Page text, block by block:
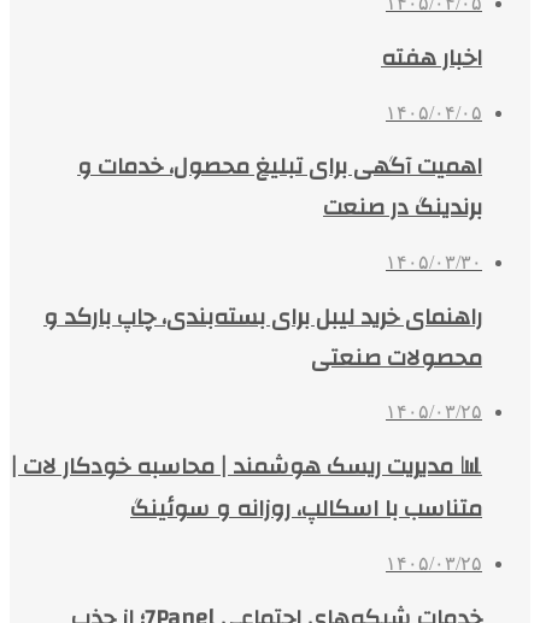
اخبار هفته
۱۴۰۵/۰۴/۰۵
اهمیت آگهی برای تبلیغ محصول، خدمات و
برندینگ در صنعت
۱۴۰۵/۰۳/۳۰
راهنمای خرید لیبل برای بسته‌بندی، چاپ بارکد و
محصولات صنعتی
۱۴۰۵/۰۳/۲۵
📊 مدیریت ریسک هوشمند | محاسبه خودکار لات |
متناسب با اسکالپ، روزانه و سوئینگ
۱۴۰۵/۰۳/۲۵